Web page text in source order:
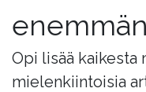
enemmän
Opi lisää kaikesta
mielenkiintoisia